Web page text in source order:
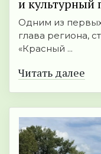
и культурный
Одним из
глава региона,
«Красный ...
Читать далее